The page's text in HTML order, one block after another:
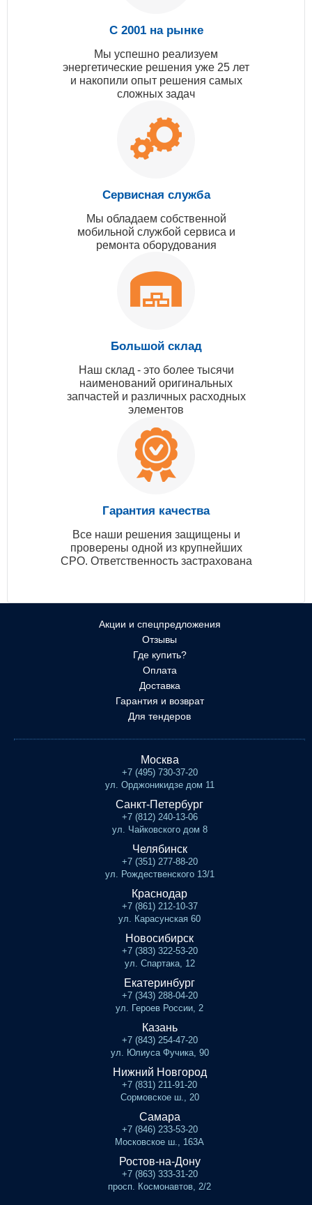
С 2001 на рынке
Мы успешно реализуем
энергетические решения уже 25 лет
и накопили опыт решения самых
сложных задач
Сервисная служба
Мы обладаем собственной
мобильной службой сервиса и
ремонта оборудования
Большой склад
Наш склад - это более тысячи
наименований оригинальных
запчастей и различных расходных
элементов
Гарантия качества
Все наши решения защищены и
проверены одной из крупнейших
СРО. Ответственность застрахована
Акции и спецпредложения
Отзывы
Где купить?
Оплата
Доставка
Гарантия и возврат
Для тендеров
Москва
+7 (495) 730-37-20
ул. Орджоникидзе дом 11
Санкт-Петербург
+7 (812) 240-13-06
ул. Чайковского дом 8
Челябинск
+7 (351) 277-88-20
ул. Рождественского 13/1
Краснодар
+7 (861) 212-10-37
ул. Карасунская 60
Новосибирск
+7 (383) 322-53-20
ул. Спартака, 12
Екатеринбург
+7 (343) 288-04-20
ул. Героев России, 2
Казань
+7 (843) 254-47-20
ул. Юлиуса Фучика, 90
Нижний Новгород
+7 (831) 211-91-20
Сормовское ш., 20
Самара
+7 (846) 233-53-20
Московское ш., 163А
Ростов-на-Дону
+7 (863) 333-31-20
просп. Космонавтов, 2/2